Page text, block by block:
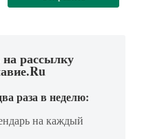
рассылку
раза в неделю:
на каждый